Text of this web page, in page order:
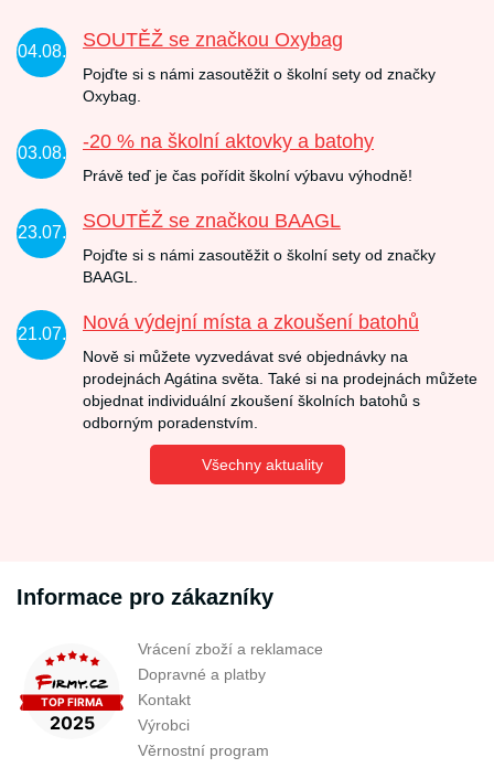
04.08.
SOUTĚŽ se značkou Oxybag
Pojďte si s námi zasoutěžit o školní sety od značky
Oxybag.
03.08.
-20 % na školní aktovky a batohy
Právě teď je čas pořídit školní výbavu výhodně!
23.07.
SOUTĚŽ se značkou BAAGL
Pojďte si s námi zasoutěžit o školní sety od značky
BAAGL.
21.07.
Nová výdejní místa a zkoušení batohů
Nově si můžete vyzvedávat své objednávky na
prodejnách Agátina světa. Také si na prodejnách můžete
objednat individuální zkoušení školních batohů s
odborným poradenstvím.
Všechny aktuality
Informace pro zákazníky
Vrácení zboží a reklamace
Dopravné a platby
Kontakt
Výrobci
Věrnostní program